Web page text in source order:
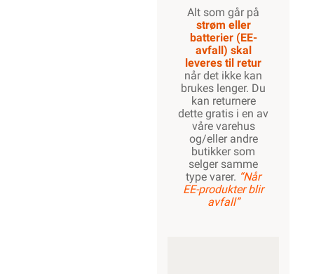
Alt som går på
strøm eller
batterier (EE-
avfall) skal
leveres til retur
når det ikke kan
brukes lenger. Du
kan returnere
dette gratis i en av
våre varehus
og/eller andre
butikker som
selger samme
type varer. “Når
EE-produkter blir
avfall”